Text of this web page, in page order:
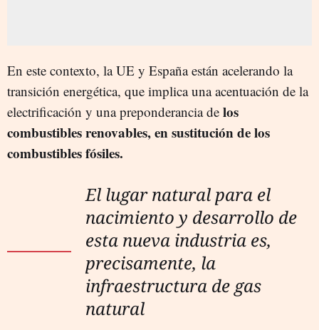
En este contexto, la UE y España están acelerando la
transición energética, que implica una acentuación de la
electrificación y una preponderancia de los
combustibles renovables, en sustitución de los
combustibles fósiles.
El lugar natural para el
nacimiento y desarrollo de
esta nueva industria es,
precisamente, la
infraestructura de gas
natural